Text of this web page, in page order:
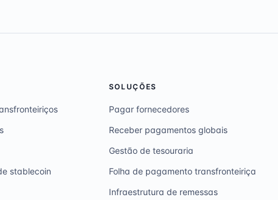
stablecoin
SOLUÇÕES
Pagar fornecedores
Receber pagamentos globais
Gestão de tesouraria
Folha de pagamento transfronteiriça
Infraestrutura de remessas